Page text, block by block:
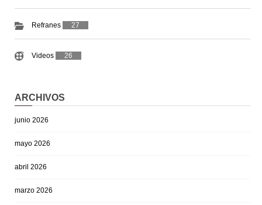
Refranes 27
Videos 26
ARCHIVOS
junio 2026
mayo 2026
abril 2026
marzo 2026